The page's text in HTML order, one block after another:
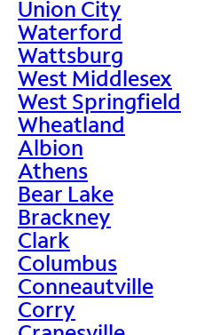
Union City
Waterford
Wattsburg
West Middlesex
West Springfield
Wheatland
Albion
Athens
Bear Lake
Brackney
Clark
Columbus
Conneautville
Corry